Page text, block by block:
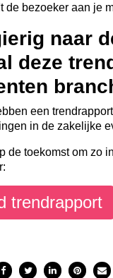
de bezoeker aan je
naar
deze
een
in de zakelijke
de toekomst om zo
trendrapport